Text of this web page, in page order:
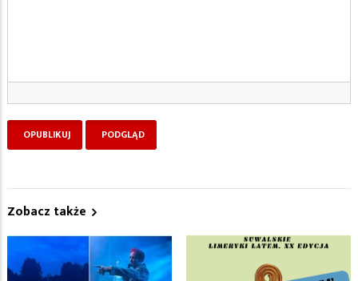
Zobacz także